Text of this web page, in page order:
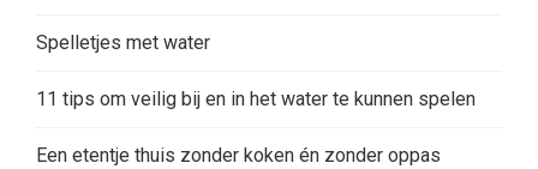
Spelletjes met water
11 tips om veilig bij en in het water te kunnen spelen
Een etentje thuis zonder koken én zonder oppas